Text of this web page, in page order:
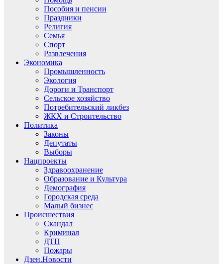
Пособия и пенсии
Праздники
Религия
Семья
Спорт
Развлечения
Экономика
Промышленность
Экология
Дороги и Транспорт
Сельское хозяйство
Потребительский ликбез
ЖКХ и Строительство
Политика
Законы
Депутаты
Выборы
Нацпроекты
Здравоохранение
Образование и Культура
Демография
Городская среда
Малый бизнес
Происшествия
Скандал
Криминал
ДТП
Пожары
Дзен.Новости